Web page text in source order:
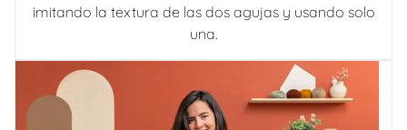
imitando la textura de las dos agujas y usando solo
una.